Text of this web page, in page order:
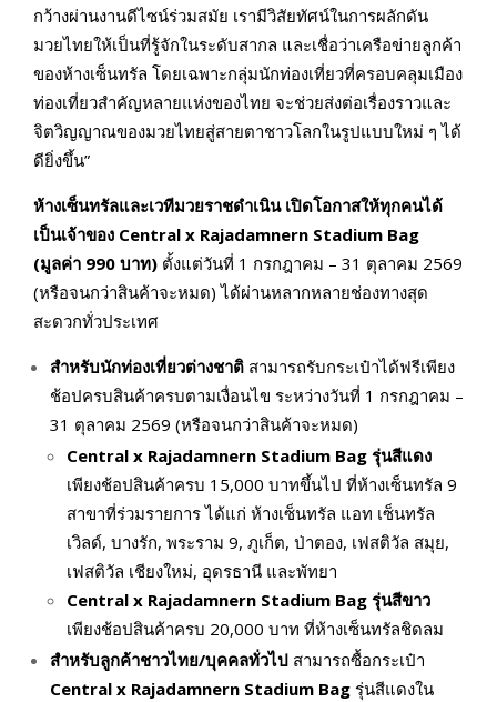
กว้างผ่านงานดีไซน์ร่วมสมัย เรามีวิสัยทัศน์ในการผลักดัน
มวยไทยให้เป็นที่รู้จักในระดับสากล และเชื่อว่าเครือข่ายลูกค้า
ของห้างเซ็นทรัล โดยเฉพาะกลุ่มนักท่องเที่ยวที่ครอบคลุมเมือง
ท่องเที่ยวสำคัญหลายแห่งของไทย จะช่วยส่งต่อเรื่องราวและ
จิตวิญญาณของมวยไทยสู่สายตาชาวโลกในรูปแบบใหม่ ๆ ได้
ดียิ่งขึ้น”
ห้างเซ็นทรัลและเวทีมวยราชดำเนิน เปิดโอกาสให้ทุกคนได้
เป็นเจ้าของ Central x Rajadamnern Stadium Bag
(มูลค่า 990 บาท) ตั้งแต่วันที่ 1 กรกฎาคม – 31 ตุลาคม 2569
(หรือจนกว่าสินค้าจะหมด) ได้ผ่านหลากหลายช่องทางสุด
สะดวกทั่วประเทศ
สำหรับนักท่องเที่ยวต่างชาติ สามารถรับกระเป๋าได้ฟรีเพียง
ช้อปครบสินค้าครบตามเงื่อนไข ระหว่างวันที่ 1 กรกฎาคม –
31 ตุลาคม 2569 (หรือจนกว่าสินค้าจะหมด)
Central x Rajadamnern Stadium Bag รุ่นสีแดง
เพียงช้อปสินค้าครบ 15,000 บาทขึ้นไป ที่ห้างเซ็นทรัล 9
สาขาที่ร่วมรายการ ได้แก่ ห้างเซ็นทรัล แอท เซ็นทรัล
เวิลด์, บางรัก, พระราม 9, ภูเก็ต, ป่าตอง, เฟสติวัล สมุย,
เฟสติวัล เชียงใหม่, อุดรธานี และพัทยา
Central x Rajadamnern Stadium Bag รุ่นสีขาว
เพียงช้อปสินค้าครบ 20,000 บาท ที่ห้างเซ็นทรัลชิดลม
สำหรับลูกค้าชาวไทย/บุคคลทั่วไป สามารถซื้อกระเป๋า
Central x Rajadamnern Stadium Bag รุ่นสีแดงใน